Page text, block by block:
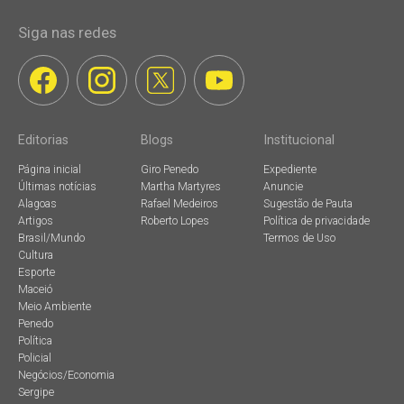
Siga nas redes
Editorias
Página inicial
Últimas notícias
Alagoas
Artigos
Brasil/Mundo
Cultura
Esporte
Maceió
Meio Ambiente
Penedo
Política
Policial
Negócios/Economia
Sergipe
Blogs
Giro Penedo
Martha Martyres
Rafael Medeiros
Roberto Lopes
Institucional
Expediente
Anuncie
Sugestão de Pauta
Política de privacidade
Termos de Uso